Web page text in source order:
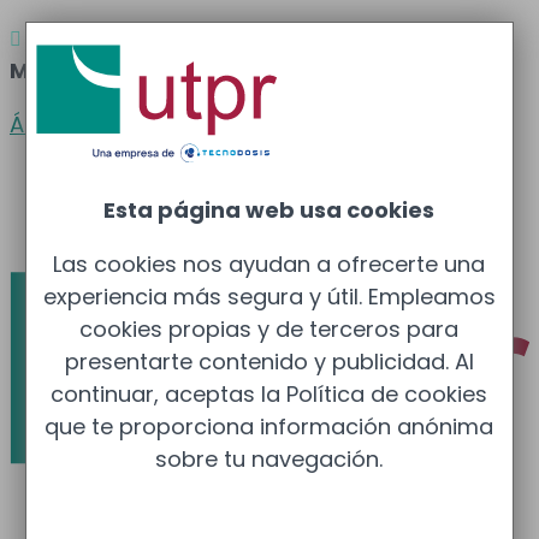
 Atención al cliente
Madrid: 910 211 975
Área clientes
Català
Esta página web usa cookies
Las cookies nos ayudan a ofrecerte una
experiencia más segura y útil. Empleamos
cookies propias y de terceros para
presentarte contenido y publicidad. Al
continuar, aceptas la Política de cookies
que te proporciona información anónima
sobre tu navegación.